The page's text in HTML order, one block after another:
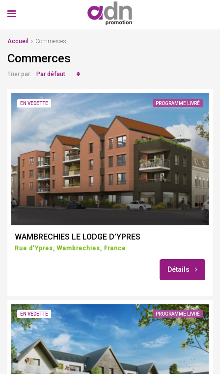
Accueil Commerces
Commerces
Trier par: Par défaut
EN VEDETTE PROGRAMME LIVRÉ
WAMBRECHIES LE LODGE D’YPRES
Rue d'Ypres, Wambrechies, France
Détails
EN VEDETTE PROGRAMME LIVRÉ